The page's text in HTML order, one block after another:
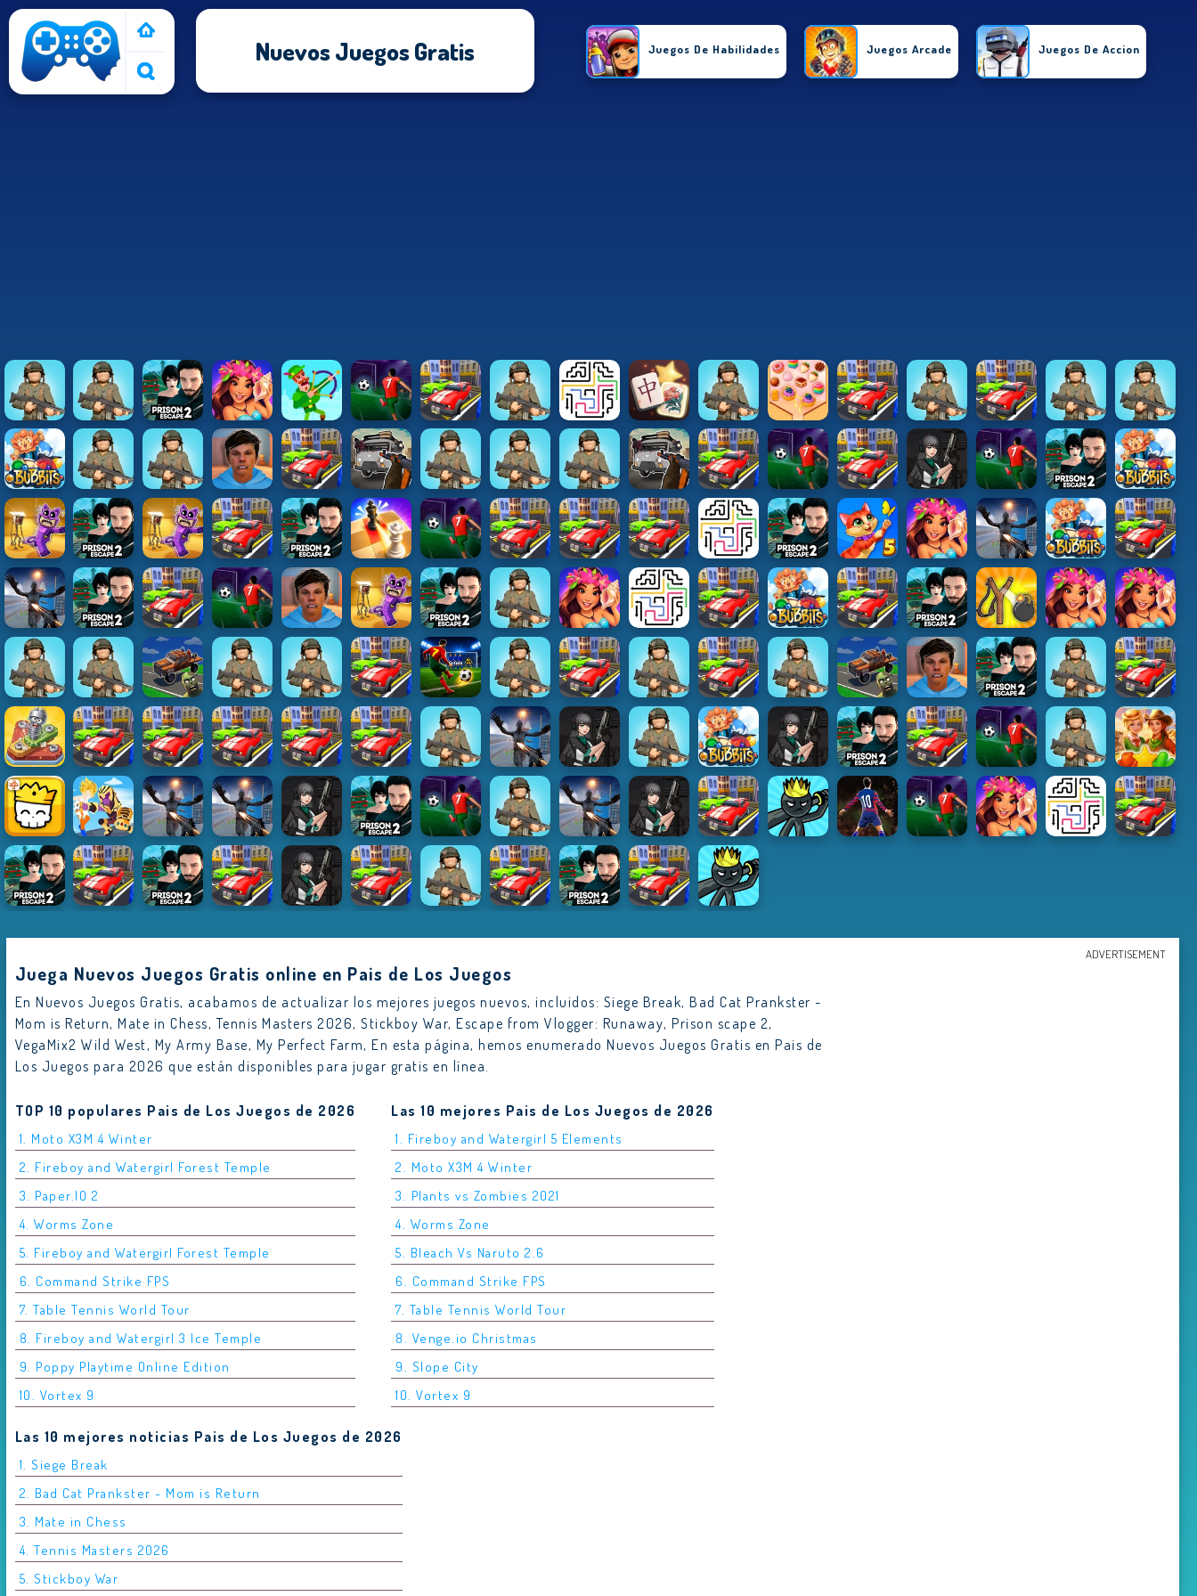
Nuevos Juegos Gratis Juegos De Habilidades Juegos Arcade Juegos De Accion
ADVERTISEMENT
Juega Nuevos Juegos Gratis online en Pais de Los Juegos
En Nuevos Juegos Gratis, acabamos de actualizar los mejores juegos nuevos, incluidos: Siege Break, Bad Cat Prankster -
Mom is Return, Mate in Chess, Tennis Masters 2026, Stickboy War, Escape from Vlogger: Runaway, Prison scape 2,
VegaMix2 Wild West, My Army Base, My Perfect Farm, En esta página, hemos enumerado Nuevos Juegos Gratis en Pais de
Los Juegos para 2026 que están disponibles para jugar gratis en línea.
TOP 10 populares Pais de Los Juegos de 2026
1. Moto X3M 4 Winter
2. Fireboy and Watergirl Forest Temple
3. Paper.IO 2
4. Worms Zone
5. Fireboy and Watergirl Forest Temple
6. Command Strike FPS
7. Table Tennis World Tour
8. Fireboy and Watergirl 3 Ice Temple
9. Poppy Playtime Online Edition
10. Vortex 9
Las 10 mejores Pais de Los Juegos de 2026
1. Fireboy and Watergirl 5 Elements
2. Moto X3M 4 Winter
3. Plants vs Zombies 2021
4. Worms Zone
5. Bleach Vs Naruto 2.6
6. Command Strike FPS
7. Table Tennis World Tour
8. Venge.io Christmas
9. Slope City
10. Vortex 9
Las 10 mejores noticias Pais de Los Juegos de 2026
1. Siege Break
2. Bad Cat Prankster - Mom is Return
3. Mate in Chess
4. Tennis Masters 2026
5. Stickboy War